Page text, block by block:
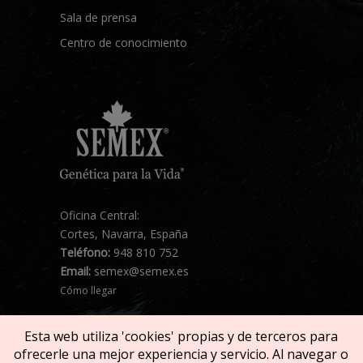
Sala de prensa
Centro de conocimiento
Oficina Central:
Cortes, Navarra, España
Teléfono: 948 810 752
Email: semex@semex.es
Cómo llegar
Esta web utiliza 'cookies' propias y de terceros para
ofrecerle una mejor experiencia y servicio. Al navegar o